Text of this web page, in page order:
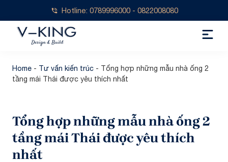
Hotline: 0789996000 - 0822008080
Home - Tư vấn kiến trúc - Tổng hợp những mẫu nhà ống 2
tầng mái Thái được yêu thích nhất
Tổng hợp những mẫu nhà ống 2
tầng mái Thái được yêu thích
nhất